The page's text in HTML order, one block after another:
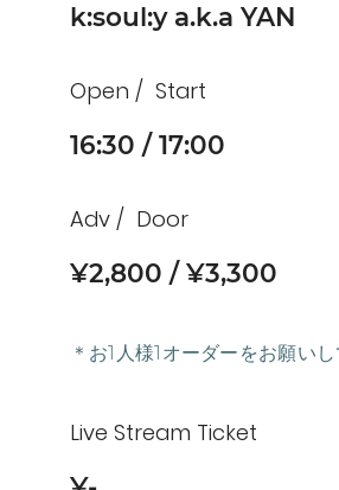
k:soul:y a.k.a YAN
Open Start
16:30 17:00
Adv Door
¥2,800 ¥3,300
＊お1人様1オーダーをお願い
Live Stream Ticket